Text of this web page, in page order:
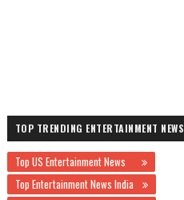
TOP TRENDING ENTERTAINMENT NEWS
Top US Entertainment News
Top Entertainment News India